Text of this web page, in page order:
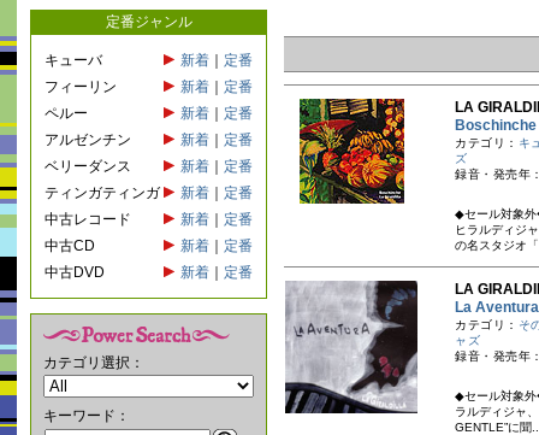
定番ジャンル
キューバ 新着
定番
フィーリン
新着
定番
ペルー
新着
定番
アルゼンチン
新着
定番
ベリーダンス
新着
定番
ティンガティンガ
新着
定番
中古レコード
新着
定番
中古CD
新着
定番
中古DVD
新着 定番
カテゴリ選択：
キーワード：
LA
カテゴリ： キ
ズ
録音・発売年
◆セール対象外
ヒラルディジ
の名スタジオ
LA
La
カテゴリ： そ
ャズ
録音・発売年
◆セール対象外
ラルディジャ
GENTLE”に聞